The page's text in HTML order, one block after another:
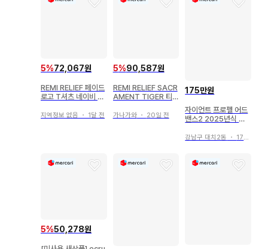
5%72,067원
REMI RELIEF 페이드
로고 T셔츠 네이비 L
지역정보 없음 ・ 1달 전
5%90,587원
REMI RELIEF SACR
AMENT TIGER 티셔
가나가와・ 20일 전
175만원
자이언트 프로펠 어드
밴스2 2025년식 개
175
강남구 대치2동 ・ 17시간 전
5%50,278원